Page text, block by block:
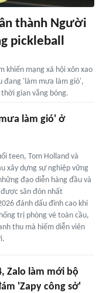
thành Người
pickleball
khiến mạng xã hội xôn xao
đang 'làm mưa làm gió',
gian vắng bóng.
làm gió' ở
teen, Tom Holland và
xây dựng sự nghiệp vững
đạo diễn hàng đầu và
săn đón nhất
đánh dấu đỉnh cao khi
trị phòng vé toàn cầu,
thu mà hiếm diễn viên
Zalo làm mới bộ
'Zapy công sở'